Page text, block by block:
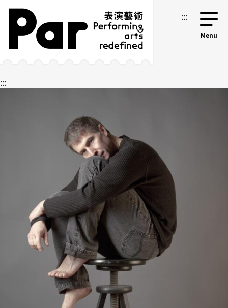
跳到主要內容區塊
網站導覽 :::
:::